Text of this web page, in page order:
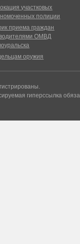
участковых
полиции
приема граждан
ОМВД
оружия
гиперссылка